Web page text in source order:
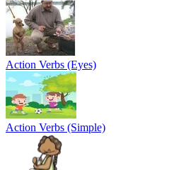
Action Verbs (Eyes)
Action Verbs (Simple)